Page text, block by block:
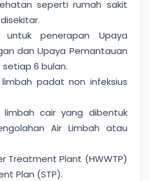
seperti rumah sakit
penerapan Upaya
dan Upaya Pemantauan
setiap 6 bulan.
padat non infeksius
limbah cair yang dibentuk
Air Limbah atau
Treatment Plant (HWWTP)
Plan (STP).